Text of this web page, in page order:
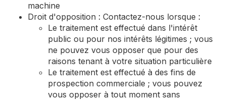
machine
Droit d'opposition : Contactez-nous lorsque :
Le traitement est effectué dans l'intérêt
public ou pour nos intérêts légitimes ; vous
ne pouvez vous opposer que pour des
raisons tenant à votre situation particulière
Le traitement est effectué à des fins de
prospection commerciale ; vous pouvez
vous opposer à tout moment sans